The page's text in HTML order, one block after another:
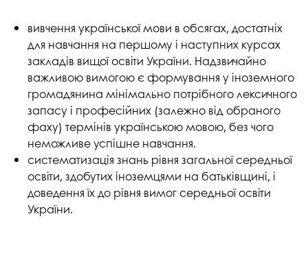
вивчення української мови в обсягах, достатніх
для навчання на першому і наступних курсах
закладів вищої освіти України. Надзвичайно
важливою вимогою є формування у іноземного
громадянина мінімально потрібного лексичного
запасу і професійних (залежно від обраного
фаху) термінів українською мовою, без чого
неможливе успішне навчання.
систематизація знань рівня загальної середньої
освіти, здобутих іноземцями на батьківщині, і
доведення їх до рівня вимог середньої освіти
України.